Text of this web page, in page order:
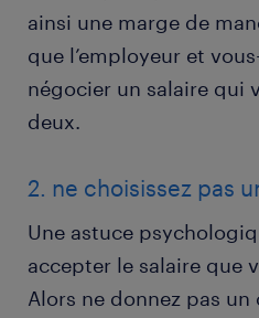
ainsi une marge de
que l’employeur et
négocier un salaire qui
deux.
2. ne choisissez pas
Une astuce
accepter le salaire que
Alors ne donnez pas un